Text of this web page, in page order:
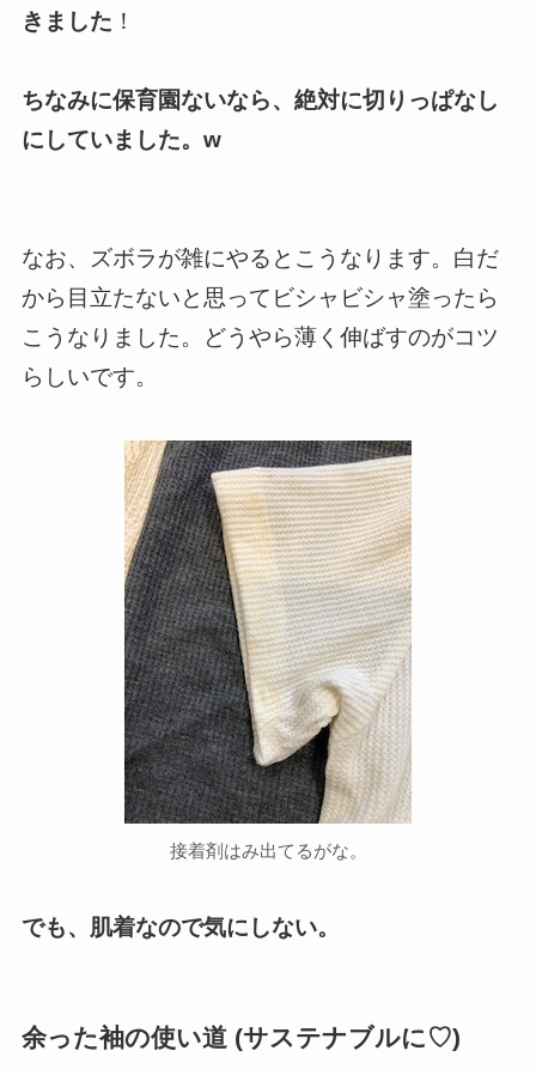
きました ！
ちなみに保育園ないなら、絶対に切りっぱなし
にしていました。w
なお、ズボラが雑にやるとこうなります。白だ
から目立たないと思ってビシャビシャ塗ったら
こうなりました。どうやら薄く伸ばすのがコツ
らしいです。
接着剤はみ出てるがな。
でも、肌着なので気にしない。
余った袖の使い道 (サステナブルに♡)